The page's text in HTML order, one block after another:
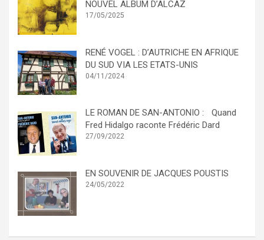
NOUVEL ALBUM D’ALCAZ
17/05/2025
RENÉ VOGEL : D’AUTRICHE EN AFRIQUE
DU SUD VIA LES ETATS-UNIS
04/11/2024
LE ROMAN DE SAN-ANTONIO : Quand
Fred Hidalgo raconte Frédéric Dard
27/09/2022
EN SOUVENIR DE JACQUES POUSTIS
24/05/2022